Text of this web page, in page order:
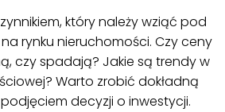
który należy wziąć pod
rynku nieruchomości. Czy ceny
czy spadają? Jakie są trendy w
Warto zrobić dokładną
decyzji o inwestycji.